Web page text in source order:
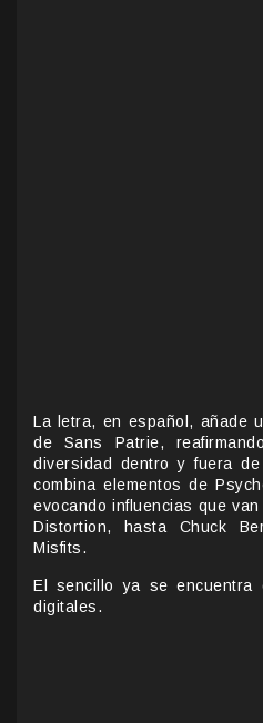
La letra, en español, añade
de Sans Patrie,
diversidad dentro y fuera
combina elementos de
evocando influencias que
Distortion, hasta Chuck
Misfits.
El sencillo ya se encuentra
digitales.